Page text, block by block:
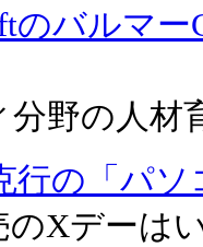
のバルマー
分野の人材
行の「パ
のXデーは